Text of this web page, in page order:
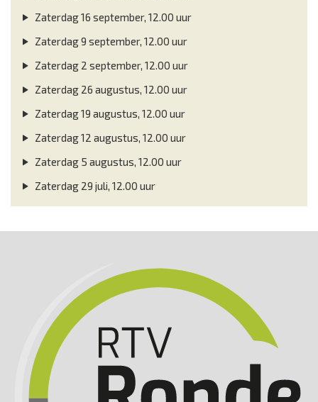
Zaterdag 16 september, 12.00 uur
Zaterdag 9 september, 12.00 uur
Zaterdag 2 september, 12.00 uur
Zaterdag 26 augustus, 12.00 uur
Zaterdag 19 augustus, 12.00 uur
Zaterdag 12 augustus, 12.00 uur
Zaterdag 5 augustus, 12.00 uur
Zaterdag 29 juli, 12.00 uur